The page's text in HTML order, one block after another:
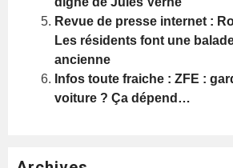
Revue de presse internet :
Les résidents font une
ancienne
Infos toute fraiche : ZFE :
voiture ? Ça dépend…